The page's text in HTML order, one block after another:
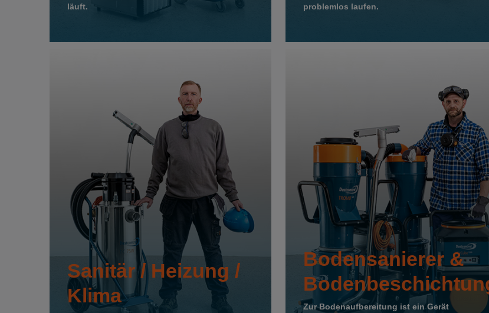
läuft.
problemlos laufen.
Sanitär / Heizung /
Klima
Bodensanierer &
Zur Bodenaufbereitung ist ein Gerät